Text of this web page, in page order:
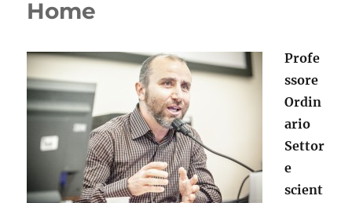
Home
Profe
ssore
Ordin
ario
Settor
e
scient